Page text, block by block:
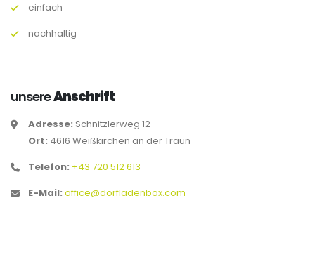
einfach
nachhaltig
unsereAnschrift
Adresse: Schnitzlerweg 12
Ort: 4616 Weißkirchen an der Traun
Telefon: +43 720 512 613
E-Mail: office@dorfladenbox.com